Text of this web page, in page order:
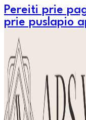
Pereiti prie
prie puslapio